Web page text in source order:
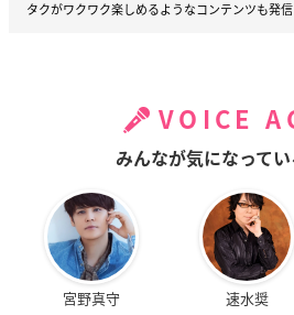
タクがワクワク楽しめるようなコンテンツも発信
VOICE
みんなが気になって
宮野真守 速水奨